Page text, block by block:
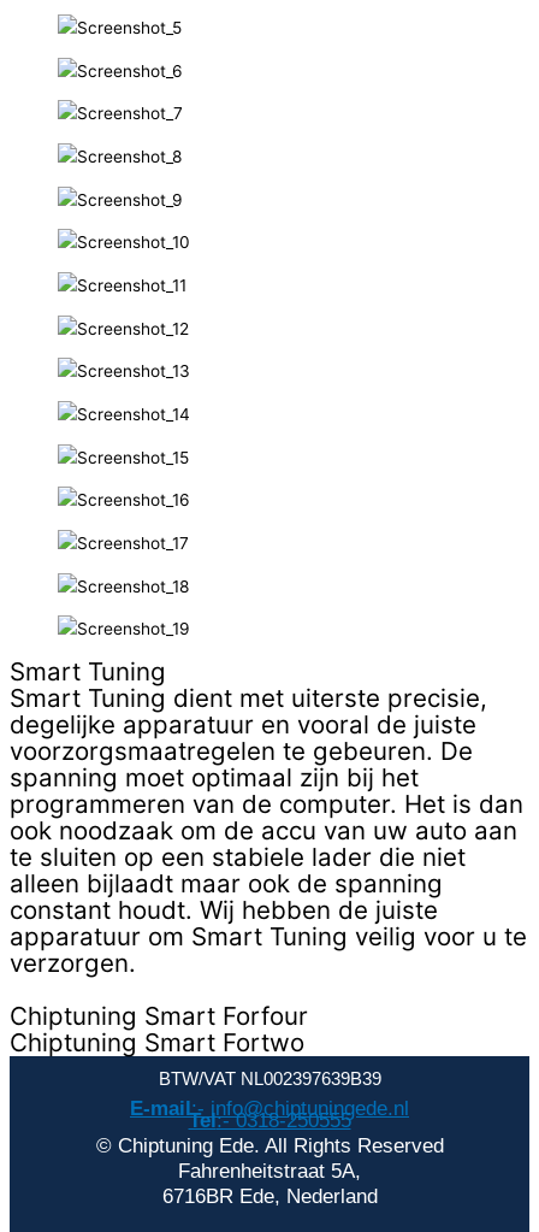
Smart Tuning
Smart Tuning dient met uiterste precisie,
degelijke apparatuur en vooral de juiste
voorzorgsmaatregelen te gebeuren. De
spanning moet optimaal zijn bij het
programmeren van de computer. Het is dan
ook noodzaak om de accu van uw auto aan
te sluiten op een stabiele lader die niet
alleen bijlaadt maar ook de spanning
constant houdt. Wij hebben de juiste
apparatuur om Smart Tuning veilig voor u te
verzorgen.
Chiptuning Smart Forfour
Chiptuning Smart Fortwo
BTW/VAT NL002397639B39
E-mail:- info@chiptuningede.nl
Tel:- 0318-250555
© Chiptuning Ede. All Rights Reserved
Fahrenheitstraat 5A,
6716BR Ede, Nederland